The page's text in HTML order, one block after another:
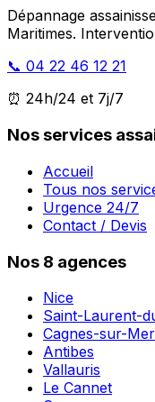
Dépannage
Maritimes.
📞 04 22 46 12 21
⏰ 24h/24 et 7j/7
Nos services
Accueil
Tous nos
Urgence 24/7
Contact / Devis
Nos 8 agences
Nice
Saint-Laurent-
Cagnes-sur-Mer
Antibes
Vallauris
Le Cannet